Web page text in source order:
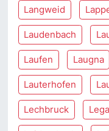
Langweid
Laudenbach
Laufen Laugna
Lauterhofen
Lechbruck